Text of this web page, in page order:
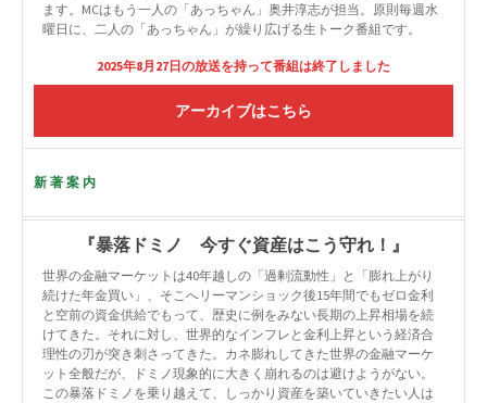
ます。MCはもう一人の「あっちゃん」奥井淳志が担当。原則毎週水
曜日に、二人の「あっちゃん」が繰り広げる生トーク番組です。
2025年8月27日の放送を持って番組は終了しました
アーカイブはこちら
新著案内
『暴落ドミノ 今すぐ資産はこう守れ！』
世界の金融マーケットは40年越しの「過剰流動性」と「膨れ上がり
続けた年金買い」、そこへリーマンショック後15年間でもゼロ金利
と空前の資金供給でもって、歴史に例をみない長期の上昇相場を続
けてきた。それに対し、世界的なインフレと金利上昇という経済合
理性の刃が突き刺さってきた。カネ膨れしてきた世界の金融マーケ
ット全般だが、ドミノ現象的に大きく崩れるのは避けようがない。
この暴落ドミノを乗り越えて、しっかり資産を築いていきたい人は